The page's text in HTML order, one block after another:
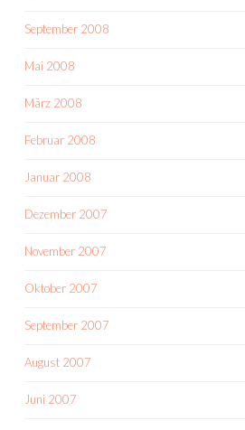
September 2008
Mai 2008
März 2008
Februar 2008
Januar 2008
Dezember 2007
November 2007
Oktober 2007
September 2007
August 2007
Juni 2007